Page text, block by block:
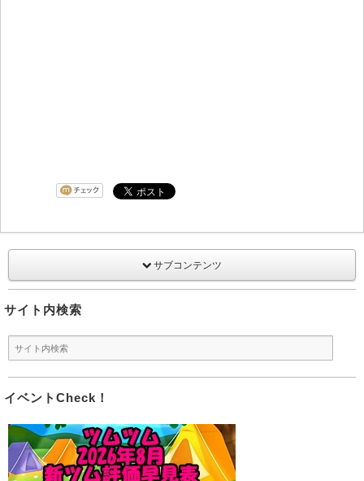
サブコンテンツ
サイト内検索
イベントCheck！